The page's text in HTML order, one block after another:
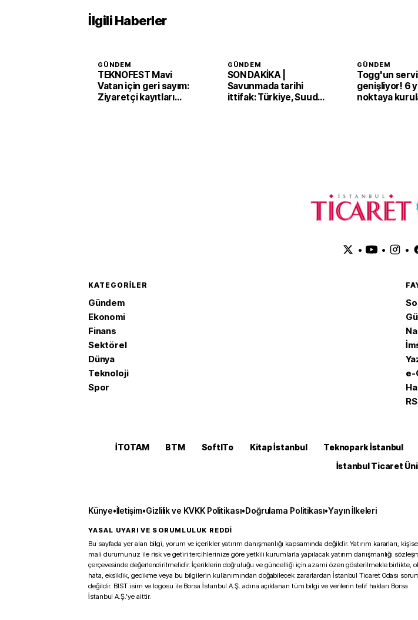
İlgili Haberler
GÜNDEM
TEKNOFEST Mavi
Vatan için geri sayım:
Ziyaretçi kayıtları
GÜNDEM
SON DAKİKA |
Savunmada tarihi
ittifak: Türkiye, Suudi
GÜNDEM
Togg'un
genişliyor! 6
noktaya
• • •
KATEGORILER
Gündem
Ekonomi
Finans
Sektörel
Dünya
Teknoloji
Spor
e-
İTOTAM BTM SoftITo Kitap İstanbul Teknopark İstanbul
İstanbul Ticaret
Künye•İletişim•Gizlilik ve KVKK Politikası•Doğrulama Politikası•Yayın İlkeleri
YASAL UYARI VE SORUMLULUK REDDİ
Bu sayfada yer alan bilgi, yorum ve içerikler yatırım danışmanlığı kapsamında değildir. Yatırım kararları,
mali durumunuz ile risk ve getiri tercihlerinize göre yetkili kurumlarla yapılacak yatırım danışmanlığı
çerçevesinde değerlendirilmelidir. İçeriklerin doğruluğu ve güncelliği için azami özen gösterilmekle birlikte,
hata, eksiklik, gecikme veya bu bilgilerin kullanımından doğabilecek zararlardan İstanbul Ticaret Odası
değildir. BIST isim ve logosu ile Borsa İstanbul A.Ş. adına açıklanan tüm bilgi ve verilerin telif hakları Borsa
İstanbul A.Ş.’ye aittir.